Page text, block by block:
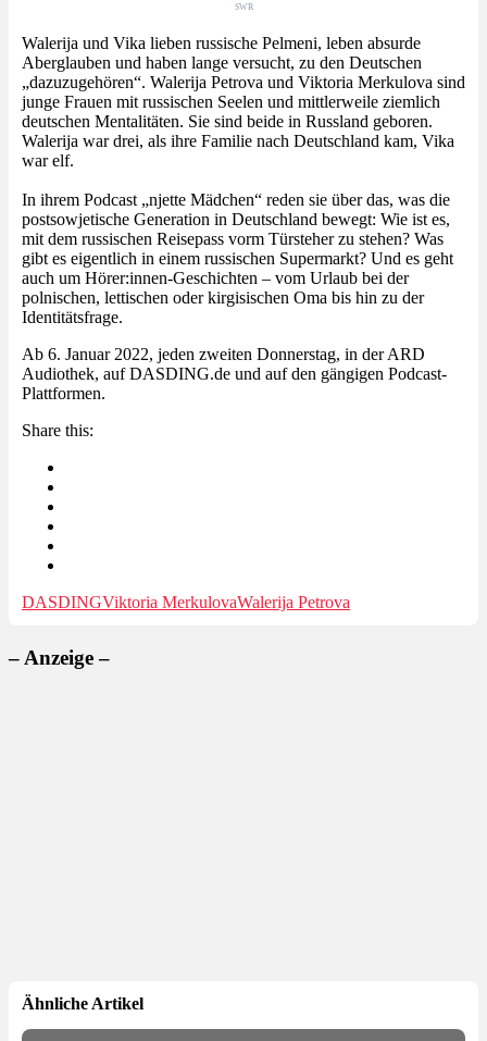
SWR
Walerija und Vika lieben russische Pelmeni, leben absurde
Aberglauben und haben lange versucht, zu den Deutschen
„dazuzugehören“. Walerija Petrova und Viktoria Merkulova sind
junge Frauen mit russischen Seelen und mittlerweile ziemlich
deutschen Mentalitäten. Sie sind beide in Russland geboren.
Walerija war drei, als ihre Familie nach Deutschland kam, Vika
war elf.
In ihrem Podcast „njette Mädchen“ reden sie über das, was die
postsowjetische Generation in Deutschland bewegt: Wie ist es,
mit dem russischen Reisepass vorm Türsteher zu stehen? Was
gibt es eigentlich in einem russischen Supermarkt? Und es geht
auch um Hörer:innen-Geschichten – vom Urlaub bei der
polnischen, lettischen oder kirgisischen Oma bis hin zu der
Identitätsfrage.
Ab 6. Januar 2022, jeden zweiten Donnerstag, in der ARD
Audiothek, auf DASDING.de und auf den gängigen Podcast-
Plattformen.
Share this:
DASDINGViktoria MerkulovaWalerija Petrova
– Anzeige –
Ähnliche Artikel